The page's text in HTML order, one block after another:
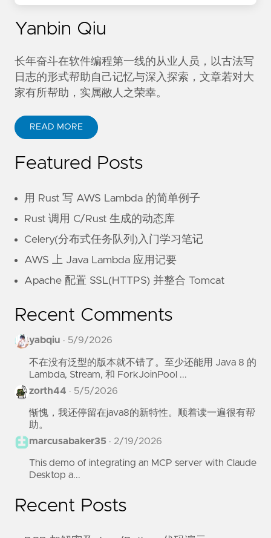
Yanbin Qiu
长年奋斗在软件编程第一线的从业人员，以古法写
日志的形式帮助自己记忆与深入探索，文章若对大
家有所帮助，实属敝人之荣幸。
READ MORE
Featured Posts
用 Rust 写 AWS Lambda 的简单例子
Rust 调用 C/Rust 生成的动态库
Celery(分布式任务队列)入门学习笔记
AWS 上 Java Lambda 应用记要
Apache 配置 SSL(HTTPS) 并整合 Tomcat
Recent Comments
yabqiu · 5/9/2026
不在没有泛型的版本就不错了。至少还能用 Java 8 的
Lambda, Stream, 和 ForkJoinPool ...
zorth44 · 5/5/2026
惭愧，我还停留在java8的新特性。顺着读一遍很有帮
助。
marcusabaker35 · 2/19/2026
This demo of integrating an MCP server with Claude
Desktop a...
Recent Posts